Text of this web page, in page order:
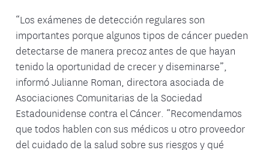
“Los exámenes de detección regulares son
importantes porque algunos tipos de cáncer pueden
detectarse de manera precoz antes de que hayan
tenido la oportunidad de crecer y diseminarse”,
informó Julianne Roman, directora asociada de
Asociaciones Comunitarias de la Sociedad
Estadounidense contra el Cáncer. “Recomendamos
que todos hablen con sus médicos u otro proveedor
del cuidado de la salud sobre sus riesgos y qué